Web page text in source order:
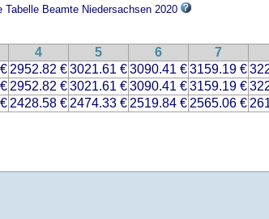
Beamte Niedersachsen 2020
4 5 6 7
2952.82 €3021.61 €3090.41 €3159.19 €
2952.82 €3021.61 €3090.41 €3159.19 €
2428.58 € 2474.33 € 2519.84 € 2565.06 €